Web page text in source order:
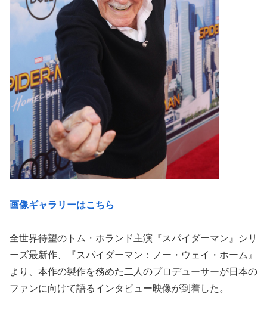
画像ギャラリーはこちら
全世界待望のトム・ホランド主演『スパイダーマン』シリ
ーズ最新作、『スパイダーマン：ノー・ウェイ・ホーム』
より、本作の製作を務めた二人のプロデューサーが日本の
ファンに向けて語るインタビュー映像が到着した。